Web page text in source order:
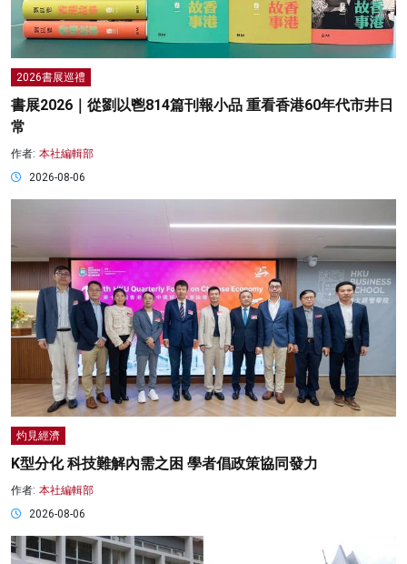
2026書展巡禮
書展2026｜從劉以鬯814篇刊報小品 重看香港60年代市井日
常
作者: 本社編輯部
2026-08-06
灼見經濟
K型分化 科技難解內需之困 學者倡政策協同發力
作者: 本社編輯部
2026-08-06